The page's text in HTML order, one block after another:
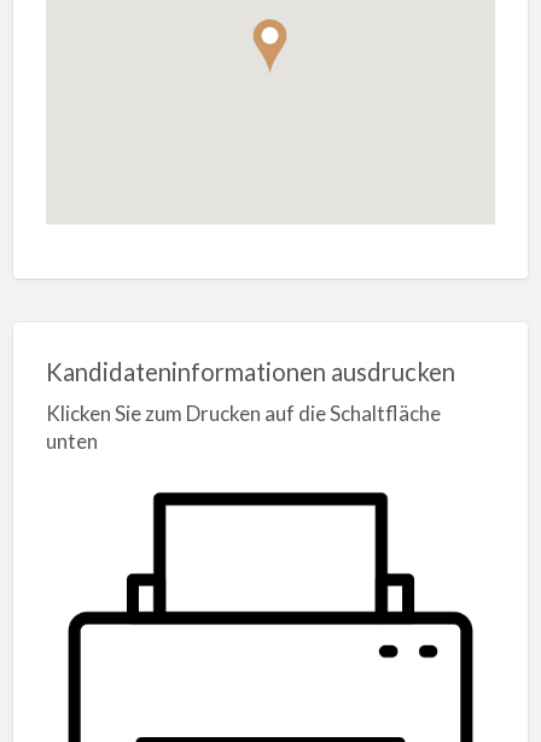
Kandidateninformationen ausdrucken
Klicken Sie zum Drucken auf die Schaltfläche
unten